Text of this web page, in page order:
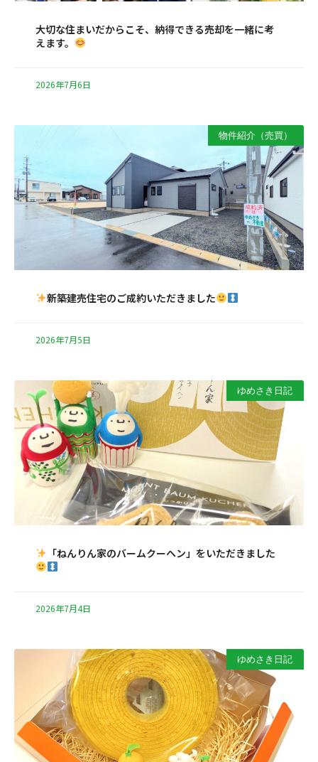
大切な住まいだからこそ、納得できる売却を一緒に考
えます。
2026年7月6日
物件紹介（売買）
新築建売住宅のご成約いただきました
2026年7月5日
ゆめさき日記
「ねんりん家のバームクーヘン」をいただきました
2026年7月4日
ゆめさき日記